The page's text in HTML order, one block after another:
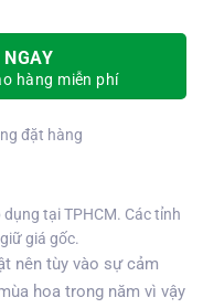
hàng miễn phí
đặt hàng
tại TPHCM. Các tỉnh
giá gốc.
nên tùy vào sự cảm
hoa trong năm vì vậy